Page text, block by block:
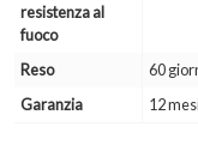
resistenza al
fuoco
Reso
60
Garanzia
12